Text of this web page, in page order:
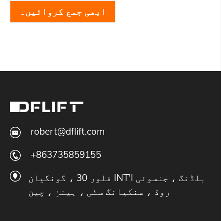
ابھی جمع کروائیں۔
robert@dflift.com
+863735859155
فلور 30 ، گونگیان INT'I بلڈنگ ، جنسوئی
روڈ ، سنکیانگ سٹی ، ہینن ، چین